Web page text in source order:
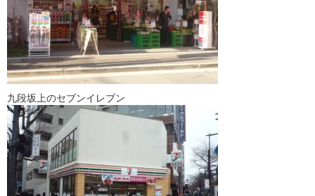
九段坂上のセブンイレブン